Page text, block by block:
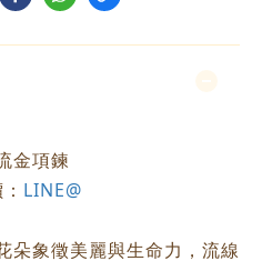
金項鍊
LINE@
朵象徵美麗與生命力，流線